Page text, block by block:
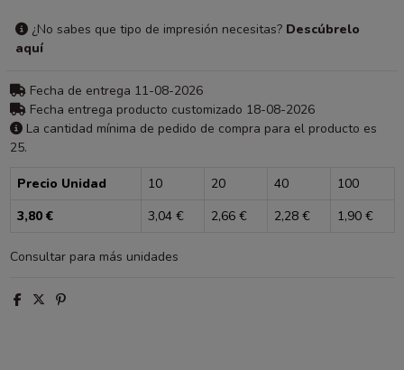
¿No sabes que tipo de impresión necesitas?Descúbrelo
aquí
Fecha de entrega 11-08-2026
Fecha entrega producto customizado 18-08-2026
La cantidad mínima de pedido de compra para el producto es
25.
Precio Unidad 10 20 40
100
3,80 €
3,04 € 2,66 € 2,28 € 1,90 €
Consultar para más unidades